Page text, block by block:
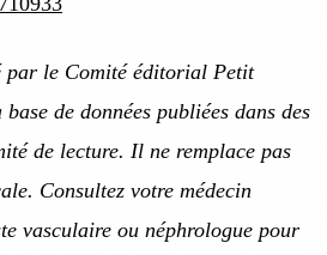
par le Comité éditorial Petit
de données publiées dans des
de lecture. Il ne remplace pas
Consultez votre médecin
vasculaire ou néphrologue pour